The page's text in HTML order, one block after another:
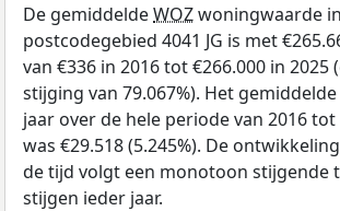
De gemiddeldeWOZwoningwaarde
postcodegebied 4041 JG is met
van €336 in 2016 tot €266.000 in 2025
stijging van 79.067%). Het
jaar over de hele periode van 2016
was €29.518 (5.245%). De
de tijd volgt een monotoon stijgende
stijgen ieder jaar.